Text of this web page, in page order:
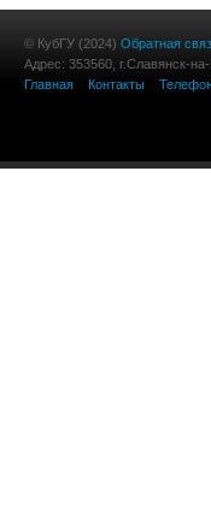
© КубГУ (2024) Обратная
Адрес: 353560, г.Славянск-
Главная
Контакты